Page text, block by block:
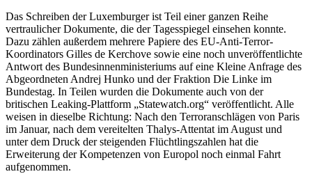
Das Schreiben der Luxemburger ist Teil einer ganzen Reihe
vertraulicher Dokumente, die der Tagesspiegel einsehen konnte.
Dazu zählen außerdem mehrere Papiere des EU-Anti-Terror-
Koordinators Gilles de Kerchove sowie eine noch unveröffentlichte
Antwort des Bundesinnenministeriums auf eine Kleine Anfrage des
Abgeordneten Andrej Hunko und der Fraktion Die Linke im
Bundestag. In Teilen wurden die Dokumente auch von der
britischen Leaking-Plattform „Statewatch.org“ veröffentlicht. Alle
weisen in dieselbe Richtung: Nach den Terroranschlägen von Paris
im Januar, nach dem vereitelten Thalys-Attentat im August und
unter dem Druck der steigenden Flüchtlingszahlen hat die
Erweiterung der Kompetenzen von Europol noch einmal Fahrt
aufgenommen.